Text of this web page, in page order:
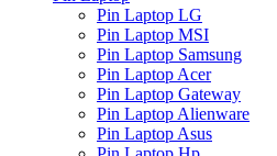
Pin Laptop LG
Pin Laptop MSI
Pin Laptop Samsung
Pin Laptop Acer
Pin Laptop Gateway
Pin Laptop Alienware
Pin Laptop Asus